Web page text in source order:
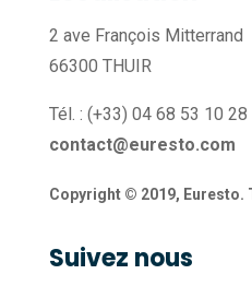
2 ave François Mitterrand
66300 THUIR
Tél. : (+33) 04 68 53 10 28
contact@euresto.com
Copyright © 2019,
Suivez nous